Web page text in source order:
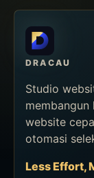
DRACAU
Studio
website
otomasi
Less Effort,